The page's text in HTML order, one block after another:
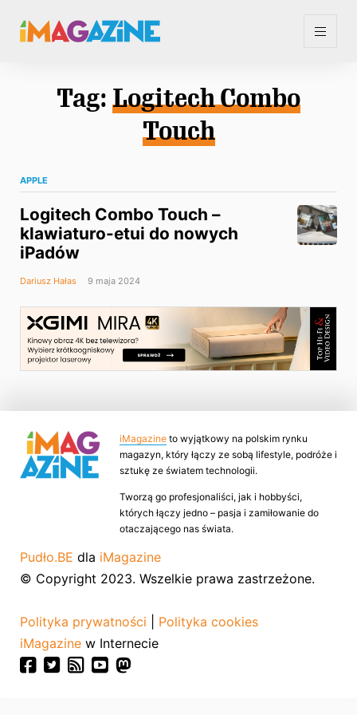
Tag: Logitech Combo
Touch
APPLE
Logitech Combo Touch –
klawiaturo-etui do nowych
iPadów
Dariusz Hałas 9 maja 2024
iMagazine to wyjątkowy na polskim rynku
magazyn, który łączy ze sobą lifestyle, podróże i
sztukę ze światem technologii.
Tworzą go profesjonaliści, jak i hobbyści,
których łączy jedno – pasja i zamiłowanie do
otaczającego nas świata.
Pudło.BE dla iMagazine
© Copyright 2023. Wszelkie prawa zastrzeżone.
Polityka prywatności
Polityka cookies
iMagazine w Internecie